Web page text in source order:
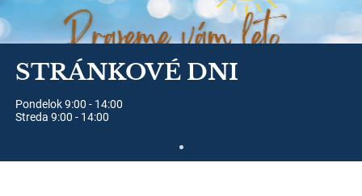
STRÁNKOVÉ DNI
Pondelok 9:00 - 14:00
Streda 9:00 - 14:00